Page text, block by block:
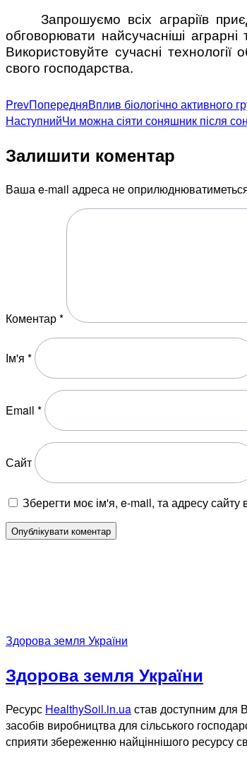
Запрошуємо всіх аграріїв
обговорювати найсучасніші
Використовуйте сучасні
свого господарства.
PrevПопередняВплив біологічно активного
НаступнийЧи можна сіяти соняшник після
Залишити коментар
Ваша e-mail адреса не
Коментар*
Ім'я *
Email *
Сайт
Зберегти моє ім'я, e-mail, та адресу
Здорова земля України
Здорова земля України
Ресурс HealthySoil.in.uaстав доступним для
засобів виробництва для сільського
сприяти збереженню найціннішого ресурсу